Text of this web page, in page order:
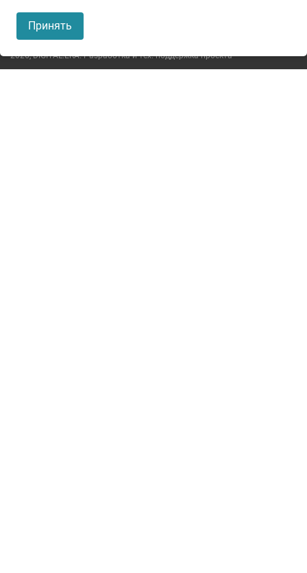
2026,DIGITAL.ERA. Разработка и тех. поддержка проекта
Принять